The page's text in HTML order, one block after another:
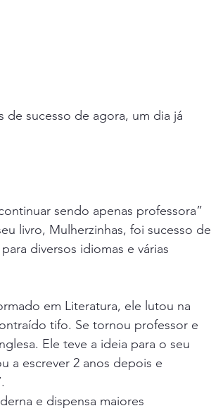
de sucesso de agora, um dia já
sendo apenas professora”
livro, Mulherzinhas, foi sucesso de
diversos idiomas e várias
em Literatura, ele lutou na
tifo. Se tornou professor e
Ele teve a ideia para o seu
a escrever 2 anos depois e
e dispensa maiores